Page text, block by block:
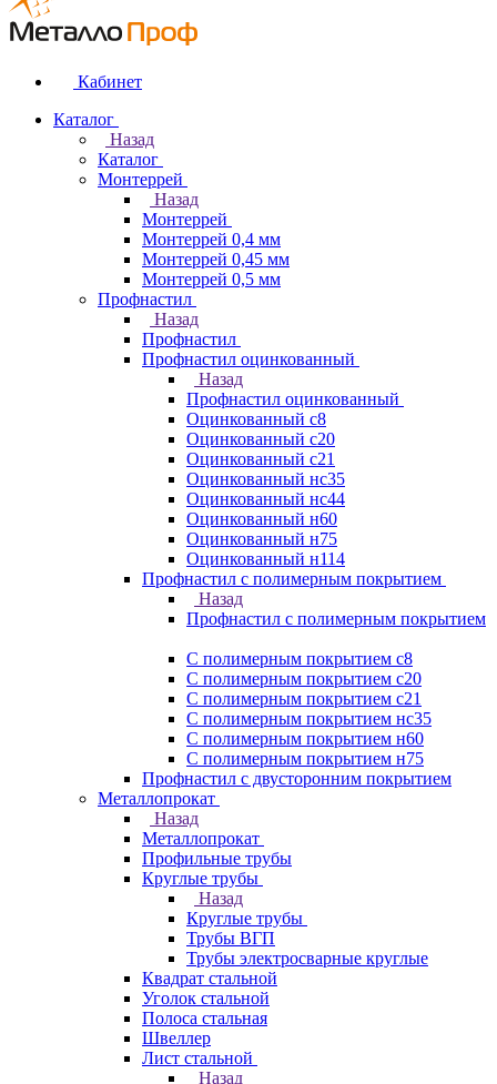
Кабинет
Каталог
Назад
Каталог
Монтеррей
Назад
Монтеррей
Монтеррей 0,4 мм
Монтеррей 0,45 мм
Монтеррей 0,5 мм
Профнастил
Назад
Профнастил
Профнастил оцинкованный
Назад
Профнастил оцинкованный
Оцинкованный с8
Оцинкованный с20
Оцинкованный с21
Оцинкованный нс35
Оцинкованный нс44
Оцинкованный н60
Оцинкованный н75
Оцинкованный н114
Профнастил с полимерным покрытием
Назад
Профнастил с полимерным покрытием
С полимерным покрытием с8
С полимерным покрытием с20
С полимерным покрытием с21
С полимерным покрытием нс35
С полимерным покрытием н60
С полимерным покрытием н75
Профнастил с двусторонним покрытием
Металлопрокат
Назад
Металлопрокат
Профильные трубы
Круглые трубы
Назад
Круглые трубы
Трубы ВГП
Трубы электросварные круглые
Квадрат стальной
Уголок стальной
Полоса стальная
Швеллер
Лист стальной
Назад